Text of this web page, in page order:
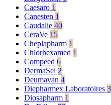
Caesaro 1
Canesten 1
Caudalie 40
CeraVe 15
Cheplapharm 1
Chlorhexamed 1
Compeed 6
DermaSel 2
Deumavan 4
Diepharmex Laboratoires 3
Diosapharm 1